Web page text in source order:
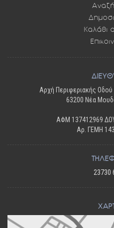
Καλάθι
Αρχή Περιφεριακής
63200 Νέα
ΑΦΜ 137412969
Αρ. ΓΕΜΗ
23730